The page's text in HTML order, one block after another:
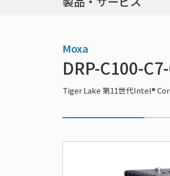
Moxa
DRP-C100-
Tiger Lake 第11世代Intel®